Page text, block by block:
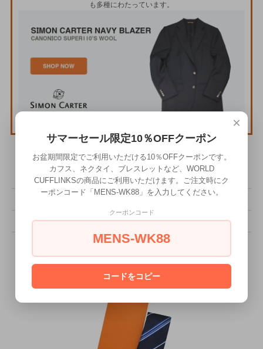
も多種にわたっています。
その他の詳細情報
型番 NEC-5286
×
サマーセール限定10％OFFクーポン
お盆期間限定でご利用いただける10％OFFクーポンです。
カフス、ネクタイ、ブレスレットなど、WORLD
CUFFLINKSの商品にご利用いただけます。ご注文時にク
ーポンコード「MENS-WK88」を入力してください。
クーポンコード
MENS-WK88
コードをコピー